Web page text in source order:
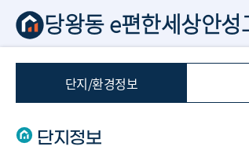
당왕동 e편한세상안
단지/환경정보
단지정보